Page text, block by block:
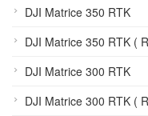
DJI Matrice 350 RTK
DJI Matrice 350 RTK (
DJI Matrice 300 RTK
DJI Matrice 300 RTK (